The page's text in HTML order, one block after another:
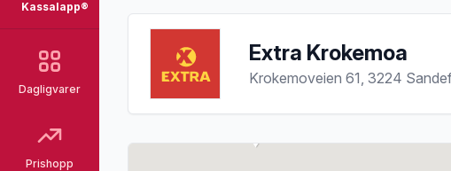
Kassalapp®
Dagligvarer
Prishopp
Extra Krokemoa
Krokemoveien 61, 3224